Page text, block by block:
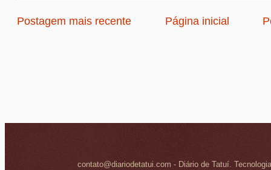
Postagem mais recente Página inicial
contato@diariodetatui.com - Diário de Tatuí.